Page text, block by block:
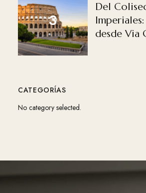
Del
desde Via
CATEGORÍAS
No category selected.